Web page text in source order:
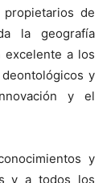
de
la geografía
excelente a los
y
y el
y
y a todos los